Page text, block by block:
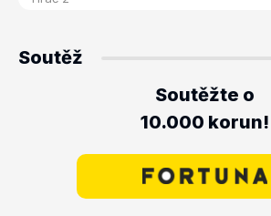
Soutěž
Soutěžte o
10.000 korun!